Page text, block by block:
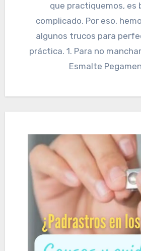
que practiquemos, es
complicado. Por eso,
algunos trucos para
práctica. 1. Para no
Esmalte